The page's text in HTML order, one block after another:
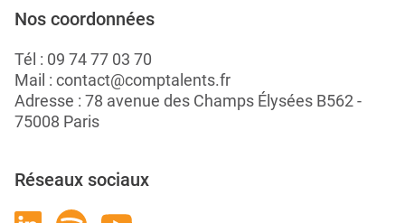
Nos coordonnées
Tél : 09 74 77 03 70
Mail : contact@comptalents.fr
Adresse : 78 avenue des Champs Élysées B562 -
75008 Paris
Réseaux sociaux